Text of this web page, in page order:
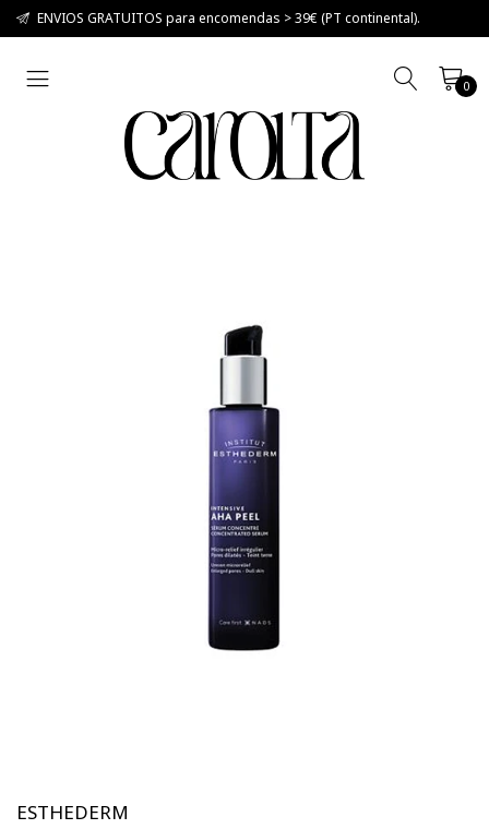
ENVIOS GRATUITOS para encomendas > 39€ (PT continental).
0
ESTHEDERM